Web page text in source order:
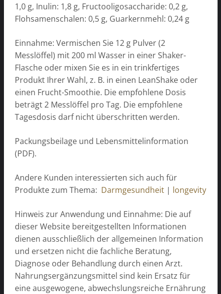
1,0 g, Inulin: 1,8 g, Fructooligosaccharide: 0,2 g,
Flohsamenschalen: 0,5 g, Guarkernmehl: 0,24 g
Einnahme: Vermischen Sie 12 g Pulver (2
Messlöffel) mit 200 ml Wasser in einer Shaker-
Flasche oder mixen Sie es in ein trinkfertiges
Produkt Ihrer Wahl, z. B. in einen LeanShake oder
einen Frucht-Smoothie. Die empfohlene Dosis
beträgt 2 Messlöffel pro Tag. Die empfohlene
Tagesdosis darf nicht überschritten werden.
Packungsbeilage und Lebensmittelinformation
(PDF).
Andere Kunden interessierten sich auch für
Produkte zum Thema: Darmgesundheit | longevity
Hinweis zur Anwendung und Einnahme: Die auf
dieser Website bereitgestellten Informationen
dienen ausschließlich der allgemeinen Information
und ersetzen nicht die fachliche Beratung,
Diagnose oder Behandlung durch einen Arzt.
Nahrungsergänzungsmittel sind kein Ersatz für
eine ausgewogene, abwechslungsreiche Ernährung